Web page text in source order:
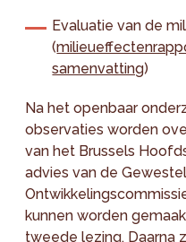
Evaluatie van de
(
samenvatting)
Na het openbaar
observaties worden
van het Brussels
advies van de
kunnen worden
tweede lezing. Daarna